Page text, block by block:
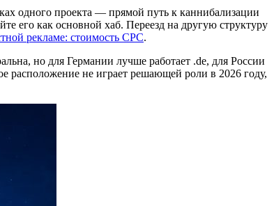
одного проекта — прямой путь к каннибализации
его как основной хаб. Переезд на другую структуру
рекламе: стоимость CPC.
но для Германии лучше работает .de, для России
расположение не играет решающей роли в 2026 году,